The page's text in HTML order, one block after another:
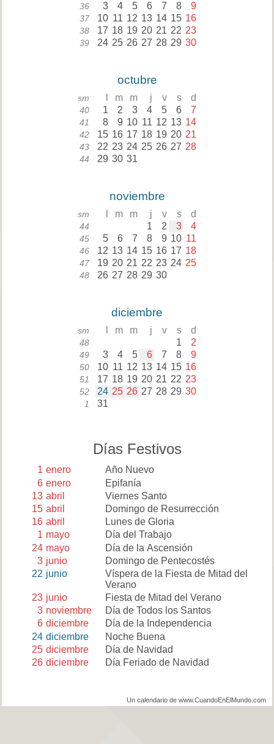
36 3 4 5 6 7 8 9
37 10 11 12 13 14 15 16
38 17 18 19 20 21 22 23
39 24 25 26 27 28 29 30
octubre
sm m m j v s d
40 1 2 3 4 5 6 7
41 8 9 10 11 12 13 14
42 15 16 17 18 19 20 21
43 22 23 24 25 26 27 28
44 29 30 31
noviembre
sm m m j v s d
44 1 2 3 4
45 5 6 7 8 9 10 11
46 12 13 14 15 16 17 18
47 19 20 21 22 23 24 25
48 26 27 28 29 30
diciembre
sm m m j v s d
48 1 2
49 3 4 5 6 7 8 9
50 10 11 12 13 14 15 16
51 17 18 19 20 21 22 23
52 24 25 26 27 28 29 30
1 31
Días Festivos
1 enero
Año Nuevo
6 enero
Epifanía
13 abril
Viernes Santo
15 abril
Domingo de Resurrección
16 abril
Lunes de Gloria
1 mayo
Día del Trabajo
24 mayo
Día de la Ascensión
3 junio
Domingo de Pentecostés
22 junio
Víspera de la Fiesta de Mitad del
Verano
23 junio
Fiesta de Mitad del Verano
3 noviembre
Día de Todos los Santos
6 diciembre
Día de la Independencia
24 diciembre
Noche Buena
25 diciembre
Día de Navidad
26 diciembre Día Feriado de Navidad
Un calendario de www.CuandoEnElMundo.com